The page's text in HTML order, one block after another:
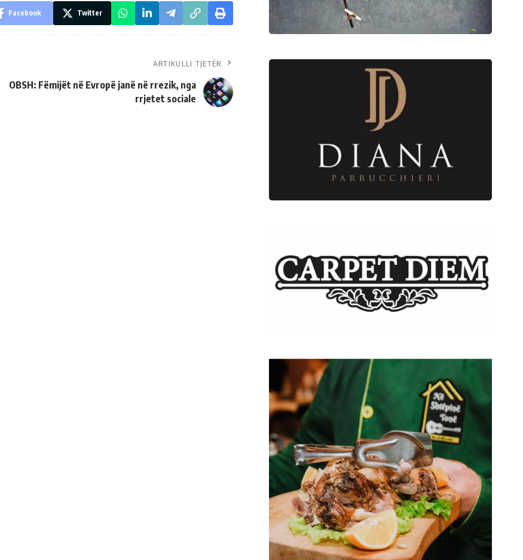
Facebook Twitter
ARTIKULLI TJETËR
OBSH: Fëmijët në Evropë janë në rrezik, nga
rrjetet sociale